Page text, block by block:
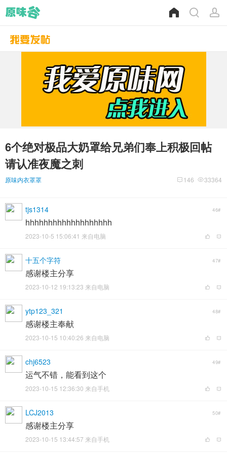
6个绝对极品大奶罩给兄弟们奉上积极回帖
请认准夜魔之刺
原味内衣罩罩 33364
146
tjs1314 46#
hhhhhhhhhhhhhhhhhhh
2023-10-5 15:06:41 来自电脑
十五个字符 47#
感谢楼主分享
2023-10-12 19:13:23 来自电脑
ytp123_321 48#
感谢楼主奉献
2023-10-15 10:40:26 来自电脑
chj6523 49#
运气不错，能看到这个
2023-10-15 12:36:30 来自手机
LCJ2013 50#
感谢楼主分享
2023-10-15 13:44:57 来自手机